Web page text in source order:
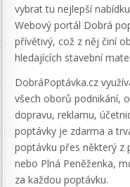
vybrat tu nejlepší
Webový portál Dobrá
přívětivý, což z něj činí
hledajících stavební
DobráPoptávka.cz
všech oborů podnikání,
dopravu, reklamu,
poptávky je zdarma a
poptávku přes některý z
nebo Plná Peněženka,
za každou poptávku.